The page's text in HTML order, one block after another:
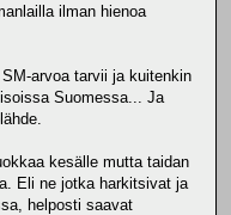
ilman hienoa
arvoa tarvii ja kuitenkin
Suomessa... Ja
kesälle mutta taidan
Eli ne jotka harkitsivat ja
helposti saavat